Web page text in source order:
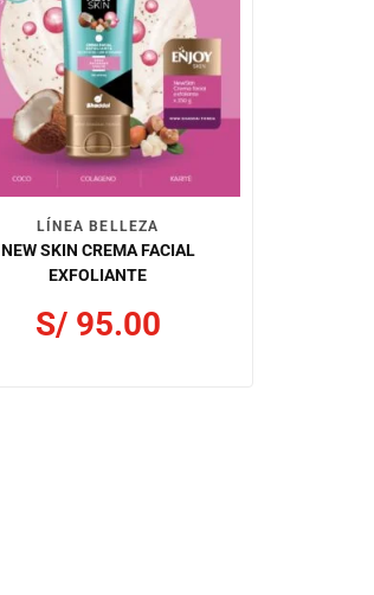
LÍNEA BELLEZA
NEW SKIN CREMA FACIAL
EXFOLIANTE
S/95.00